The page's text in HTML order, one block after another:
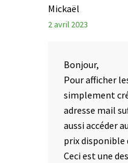
Mickaël
2 avril 2023
Bonjour,
Pour afficher
simplement
adresse mail
aussi accéder
prix disponible
Ceci est une